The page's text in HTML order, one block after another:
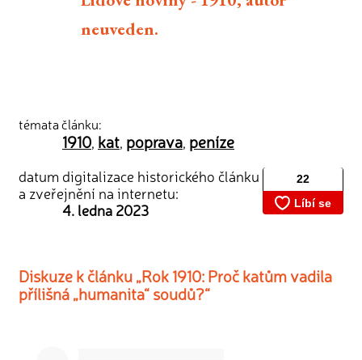
neuveden.
témata článku:
1910, kat, poprava, peníze
datum digitalizace historického článku
a zveřejnění na internetu:
4. ledna 2023
Diskuze k článku „Rok 1910: Proč katům vadila
přílišná „humanita“ soudů?“